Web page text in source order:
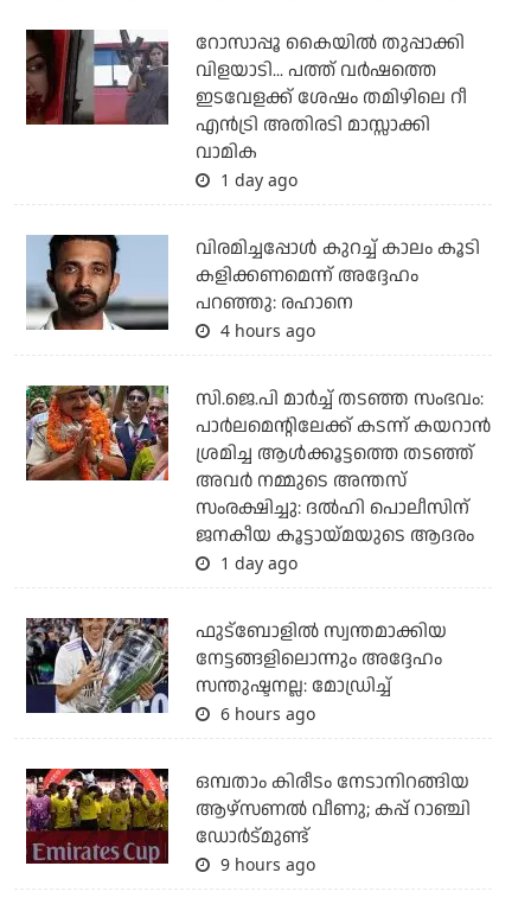
റോസാപ്പൂ കൈയില്‍ തുപ്പാക്കി
വിളയാടി... പത്ത് വര്‍ഷത്തെ
ഇടവേളക്ക് ശേഷം തമിഴിലെ റീ
എന്‍ട്രി അതിരടി മാസ്സാക്കി
വാമിക
1 day ago
വിരമിച്ചപ്പോള്‍ കുറച്ച് കാലം കൂടി
കളിക്കണമെന്ന് അദ്ദേഹം
പറഞ്ഞു: രഹാനെ
4 hours ago
സി.ജെ.പി മാര്‍ച്ച് തടഞ്ഞ സംഭവം:
പാര്‍ലമെന്റിലേക്ക് കടന്ന് കയറാന്‍
ശ്രമിച്ച ആള്‍ക്കൂട്ടത്തെ തടഞ്ഞ്
അവര്‍ നമ്മുടെ അന്തസ്
സംരക്ഷിച്ചു: ദല്‍ഹി പൊലീസിന്
ജനകീയ കൂട്ടായ്മയുടെ ആദരം
1 day ago
ഫുട്ബോളില്‍ സ്വന്തമാക്കിയ
നേട്ടങ്ങളിലൊന്നും അദ്ദേഹം
സന്തുഷ്ടനല്ല: മോഡ്രിച്ച്
6 hours ago
ഒമ്പതാം കിരീടം നേടാനിറങ്ങിയ
ആഴ്സണല്‍ വീണു; കപ്പ് റാഞ്ചി
ഡോര്‍ട്മുണ്ട്
9 hours ago